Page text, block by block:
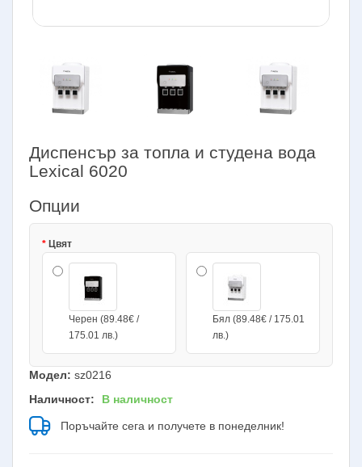
Диспенсър за топла и студена вода
Lexical 6020
Опции
Цвят
Черен (89.48€ /
175.01 лв.)
Бял (89.48€ / 175.01
лв.)
Модел: sz0216
Наличност:
В наличност
Поръчайте сега и получете в понеделник!